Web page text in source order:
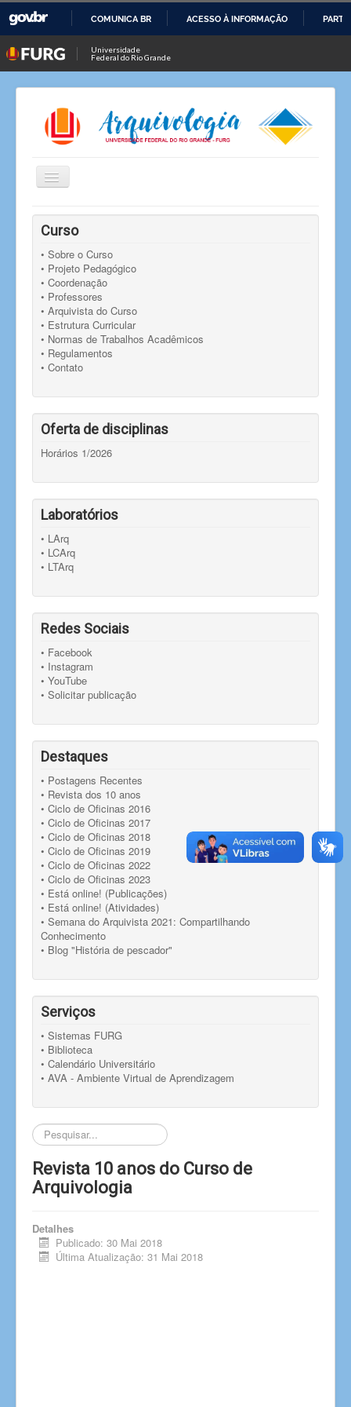
O
CONTEÚDO
COMUNICA BR ACESSO À INFORMAÇÃO
Universidade
Federal do Rio Grande
Alternar
Navegação
Você está aqui:
Curso
• Sobre o Curso
• Projeto Pedagógico
• Coordenação
• Professores
• Arquivista do Curso
• Estrutura Curricular
• Normas de Trabalhos Acadêmicos
• Regulamentos
• Contato
Oferta de disciplinas
Horários 1/2026
Laboratórios
• LArq
• LCArq
• LTArq
Redes Sociais
• Facebook
• Instagram
• YouTube
• Solicitar publicação
Destaques
• Postagens Recentes
• Revista dos 10 anos
• Ciclo de Oficinas 2016
• Ciclo de Oficinas 2017
• Ciclo de Oficinas 2018
• Ciclo de Oficinas 2019
• Ciclo de Oficinas 2022
• Ciclo de Oficinas 2023
• Está online! (Publicações)
• Está online! (Atividades)
• Semana do Arquivista 2021: Compartilhando
Conhecimento
• Blog "História de pescador"
Serviços
• Sistemas FURG
• Biblioteca
• Calendário Universitário
• AVA - Ambiente Virtual de Aprendizagem
Pesquisar...
Revista 10 anos do Curso de
Arquivologia
Detalhes
Publicado: 30 Mai 2018
Última Atualização: 31 Mai 2018